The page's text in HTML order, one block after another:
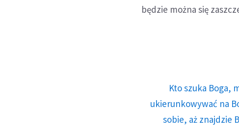
będzie można się
Kto szuka Boga,
ukierunkowywać na
sobie, aż znajdzie